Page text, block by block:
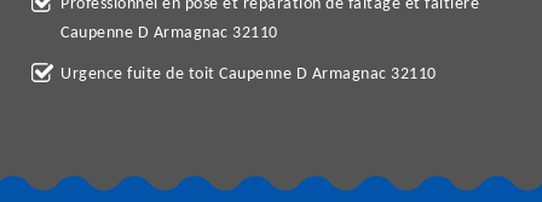
Professionnel en pose et réparation de faitage et faitière
Caupenne D Armagnac 32110
Urgence fuite de toit Caupenne D Armagnac 32110